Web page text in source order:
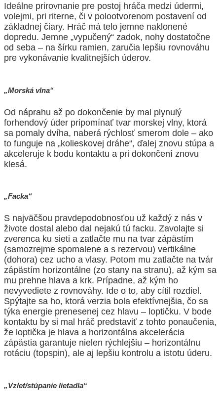
Ideálne prirovnanie pre postoj hráča medzi údermi,
volejmi, pri riterne, či v polootvorenom postavení od
základnej čiary. Hráč má telo jemne naklonené
dopredu. Jemne „vypučený“ zadok, nohy dostatočne
od seba – na šírku ramien, zaručia lepšiu rovnováhu
pre vykonávanie kvalitnejších úderov.
„Morská vlna“
Od náprahu až po dokončenie by mal plynulý
forhendový úder pripomínať tvar morskej vlny, ktorá
sa pomaly dvíha, naberá rýchlosť smerom dole – ako
to funguje na „kolieskovej dráhe“, ďalej znovu stúpa a
akceleruje k bodu kontaktu a pri dokončení znovu
klesá.
„Facka“
S najväčšou pravdepodobnosťou už každý z nás v
živote dostal alebo dal nejakú tú facku. Zavolajte si
zverenca ku sieti a zatlačte mu na tvar zápästím
(samozrejme spomalene a s rezervou) vertikálne
(dohora) cez ucho a vlasy. Potom mu zatlačte na tvár
zápästím horizontálne (zo stany na stranu), až kým sa
mu prehne hlava a krk. Prípadne, až kým ho
nevyvediete z rovnováhy. Ide o to, aby cítil rozdiel.
Spýtajte sa ho, ktorá verzia bola efektívnejšia, čo sa
týka energie prenesenej cez hlavu – loptičku. V bode
kontaktu by si mal hráč predstaviť z tohto ponaučenia,
že loptička je hlava a horizontálna akcelerácia
zápästia garantuje nielen rýchlejšiu – horizontálnu
rotáciu (topspin), ale aj lepšiu kontrolu a istotu úderu.
„Vzlet/stúpanie lietadla“